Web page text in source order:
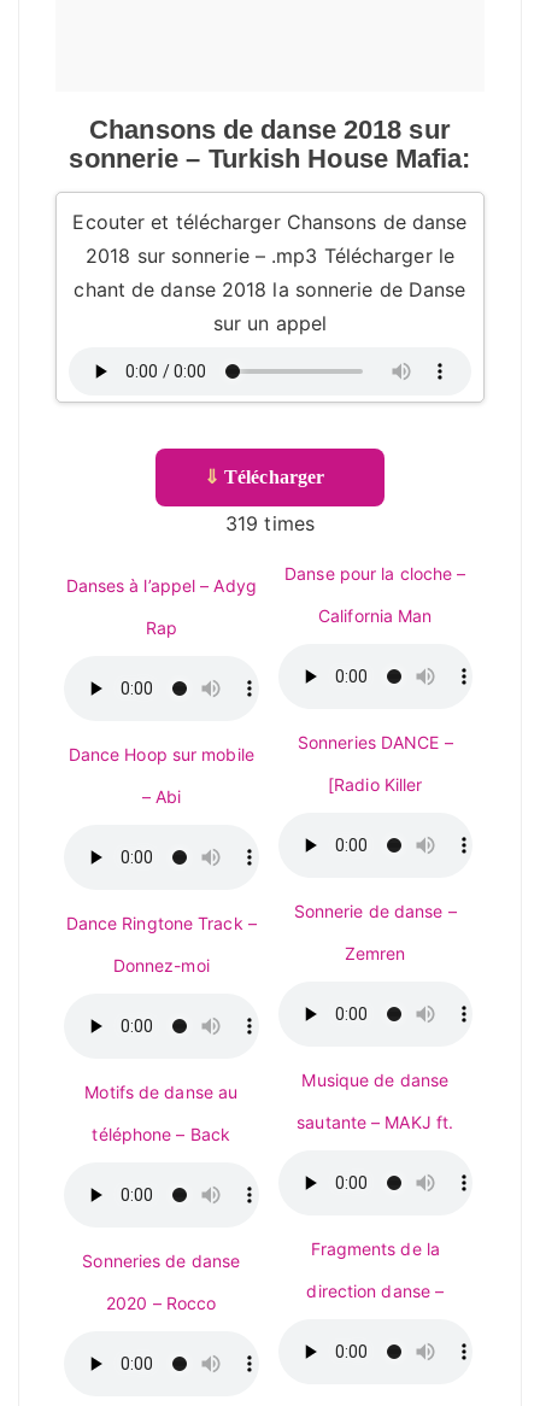
Chansons de danse 2018 sur
sonnerie – Turkish House Mafia:
Ecouter et télécharger Chansons de danse
2018 sur sonnerie – .mp3 Télécharger le
chant de danse 2018 la sonnerie de Danse
sur un appel
⇓ Télécharger
319 times
Danses à l’appel – Adyg
Rap
Dance Hoop sur mobile
– Abi
Dance Ringtone Track –
Donnez-moi
Motifs de danse au
téléphone – Back
Sonneries de danse
2020 – Rocco
Danse pour la cloche –
California Man
Sonneries DANCE –
[Radio Killer
Sonnerie de danse –
Zemren
Musique de danse
sautante – MAKJ ft.
Fragments de la
direction danse –